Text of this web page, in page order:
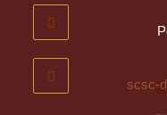
scsc-